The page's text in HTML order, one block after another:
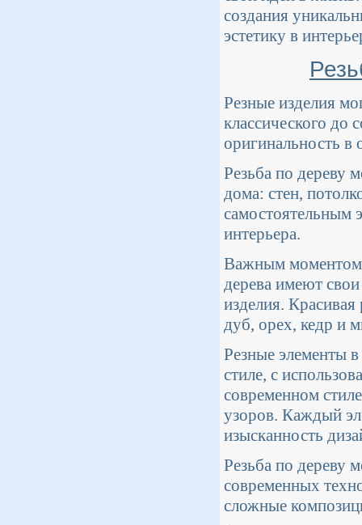
создания
эстетику в
Резные изделия
классического до
оригинальность в
Резьба по дереву
дома: стен,
самостоятельным
интерьера.
Важным моментом
дерева имеют
изделия.
дуб, орех, кедр и
Резные элементы
стиле, с
современном
узоров. Каждый
изысканность
Резьба по дереву
современных
сложные